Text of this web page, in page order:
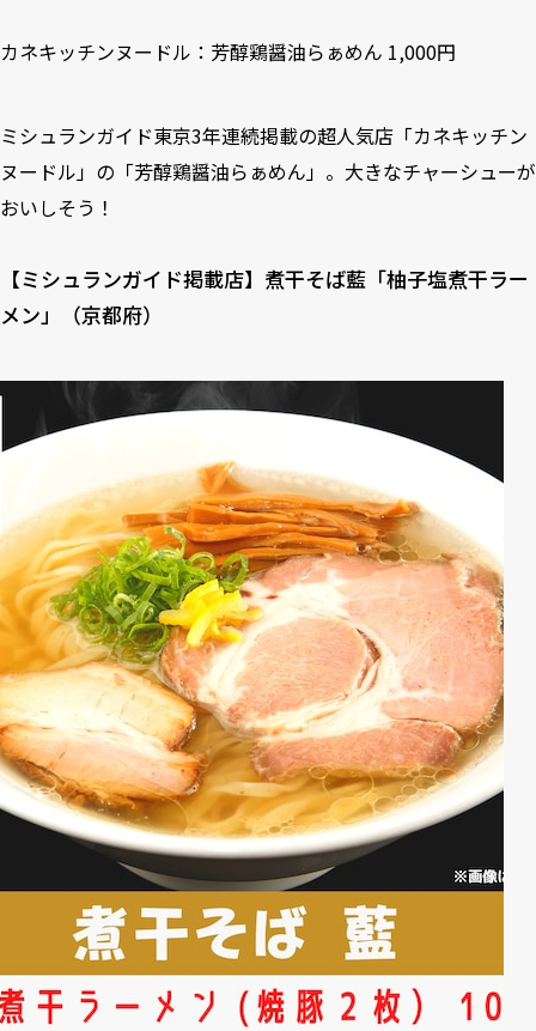
カネキッチンヌードル：芳醇鶏醤油らぁめん 1,000円
ミシュランガイド東京3年連続掲載の超人気店「カネキッチン
ヌードル」の「芳醇鶏醤油らぁめん」。大きなチャーシューが
おいしそう！
【ミシュランガイド掲載店】煮干そば藍「柚子塩煮干ラー
メン」（京都府）